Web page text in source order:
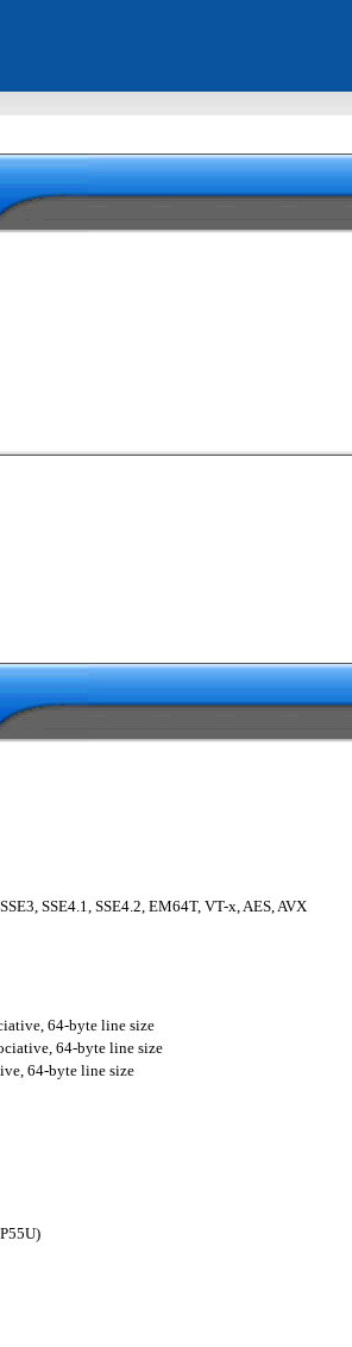
SSE4.1, SSE4.2, EM64T, VT-x, AES, AVX
64-byte line size
64-byte line size
64-byte line size